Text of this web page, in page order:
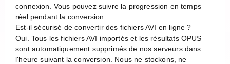
connexion. Vous pouvez suivre la progression en temps
réel pendant la conversion.
Est-il sécurisé de convertir des fichiers AVI en ligne ?
Oui. Tous les fichiers AVI importés et les résultats OPUS
sont automatiquement supprimés de nos serveurs dans
l'heure suivant la conversion. Nous ne stockons, ne